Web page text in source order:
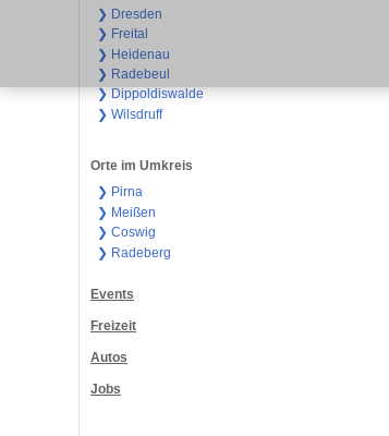
❯ Dresden
❯ Freital
❯ Heidenau
❯ Radebeul
❯ Dippoldiswalde
❯ Wilsdruff
Orte im Umkreis
❯ Pirna
❯ Meißen
❯ Coswig
❯ Radeberg
Events
Freizeit
Autos
Jobs